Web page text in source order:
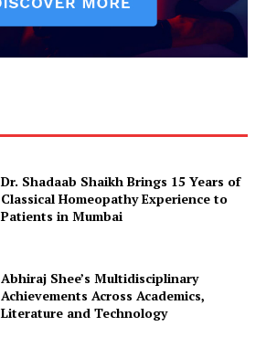
Dr. Shadaab Shaikh Brings 15 Years of
Classical Homeopathy Experience to
Patients in Mumbai
Abhiraj Shee’s Multidisciplinary
Achievements Across Academics,
Literature and Technology